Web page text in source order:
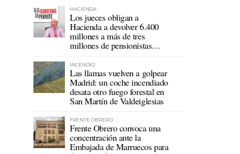
HACIENDA
Los jueces obligan a
Hacienda a devolver 6.400
millones a más de tres
millones de pensionistas
INCENDIO
Las llamas vuelven a golpear
Madrid: un coche incendiado
desata otro fuego forestal en
San Martín de Valdeiglesias
FRENTE OBRERO
Frente Obrero convoca una
concentración ante la
Embajada de Marruecos para